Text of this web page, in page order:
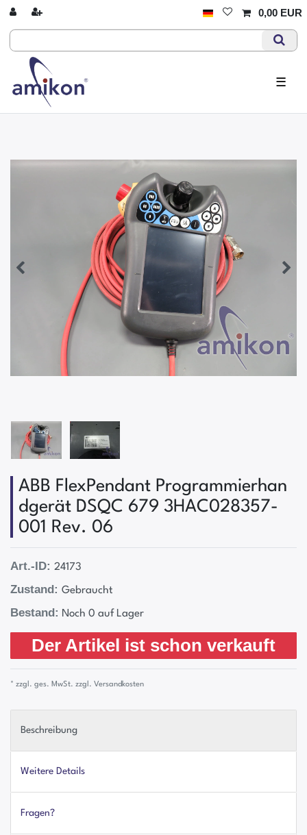
0,00 EUR
☰
ABB FlexPendant Programmierhan​
dgerät DSQC 679 3HAC028357-
001 Rev. 06
Art.-ID: 24173
Zustand: Gebraucht
Bestand: Noch 0 auf Lager
Der Artikel ist schon verkauft
* zzgl. ges. MwSt. zzgl. Versandkosten
Beschreibung
Weitere Details
Fragen?